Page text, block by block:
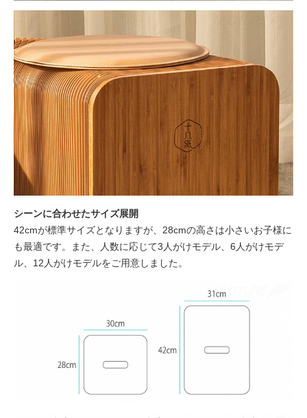
シーンに合わせたサイズ展開
42cmが標準サイズとなりますが、28cmの高さは小さいお子様に
も最適です。また、人数に応じて3人がけモデル、6人がけモデ
ル、12人がけモデルをご用意しました。